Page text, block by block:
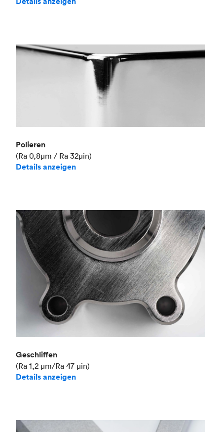
Polieren
(Ra 0,8μm / Ra 32μin)
Details anzeigen
Geschliffen
(Ra 1,2 μm/Ra 47 μin)
Details anzeigen